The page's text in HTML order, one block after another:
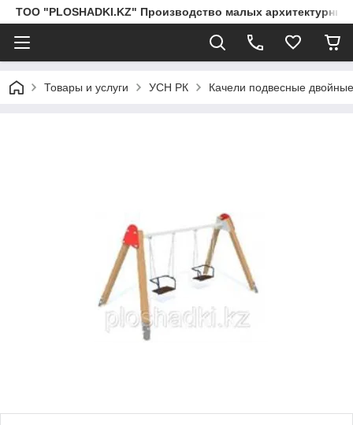
ТОО "PLOSHADKI.KZ" Производство малых
Товары и услуги УСН РК Качели подвесные